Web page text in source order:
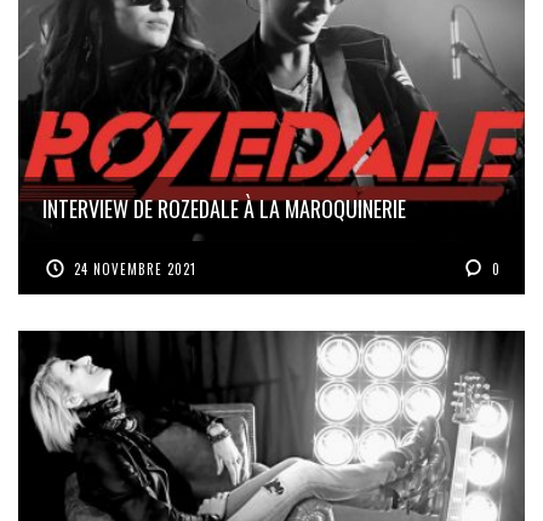
INTERVIEW DE ROZEDALE À LA MAROQUINERIE
24 NOVEMBRE 2021 0